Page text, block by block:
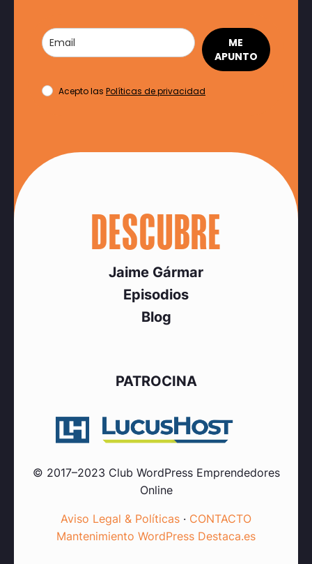
ME
APUNTO
Acepto las Políticas de privacidad
DESCUBRE
Jaime Gármar
Episodios
Blog
PATROCINA
© 2017–2023 Club WordPress Emprendedores
Online
Aviso Legal & Políticas · CONTACTO
Mantenimiento WordPress Destaca.es